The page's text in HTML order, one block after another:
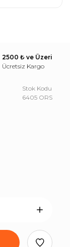
2500 ₺ ve Üzeri
Ücretsiz Kargo
Stok Kodu
6405 ORS